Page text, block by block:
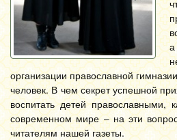
организации православной
человек. В чем секрет успешной
воспитать детей православными,
современном мире – на эти
читателям нашей газеты.